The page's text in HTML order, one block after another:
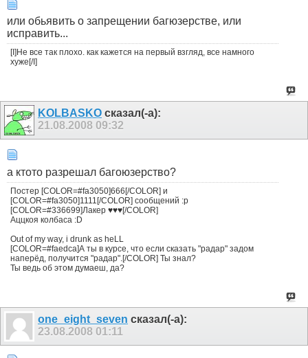
или обьявить о запрещении багюзерстве, или
исправить...
[I]Не все так плохо. как кажется на первый взгляд, все намного
хуже[/I]
KOLBASKO сказал(-а):
21.08.2008 09:32
а ктото разрешал багоюзерство?
Постер [COLOR=#fa3050]666[/COLOR] и
[COLOR=#fa3050]1111[/COLOR] сообщений :p
[COLOR=#336699]Лакер ♥♥♥[/COLOR]
Аццкоя колбаса :D
Out of my way, i drunk as heLL
[COLOR=#faedca]А ты в курсе, что если сказать "радар" задом
наперёд, получится "радар".[/COLOR] Ты знал?
Ты ведь об этом думаеш, да?
one_eight_seven сказал(-а):
23.08.2008 01:11